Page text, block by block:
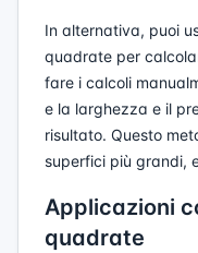
In alternativa, puoi
quadrate per
fare i calcoli
e la larghezza e il
risultato. Questo
superfici più grandi,
Applicazioni
quadrate